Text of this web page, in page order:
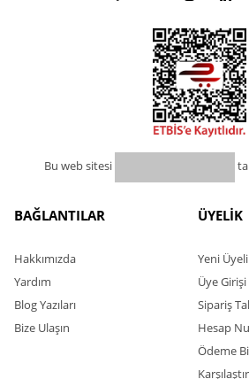
Bu web sitesi
BAĞLANTILAR
Hakkımızda
Yardım
Blog Yazıları
Bize Ulaşın
ÜYELİK
Yeni
Üye Girişi
Sipariş
Hesap
Ödeme